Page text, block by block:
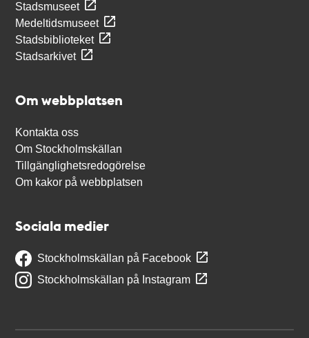
Stadsmuseet
Medeltidsmuseet
Stadsbiblioteket
Stadsarkivet
Om webbplatsen
Kontakta oss
Om Stockholmskällan
Tillgänglighetsredogörelse
Om kakor på webbplatsen
Sociala medier
Stockholmskällan på Facebook
Stockholmskällan på Instagram